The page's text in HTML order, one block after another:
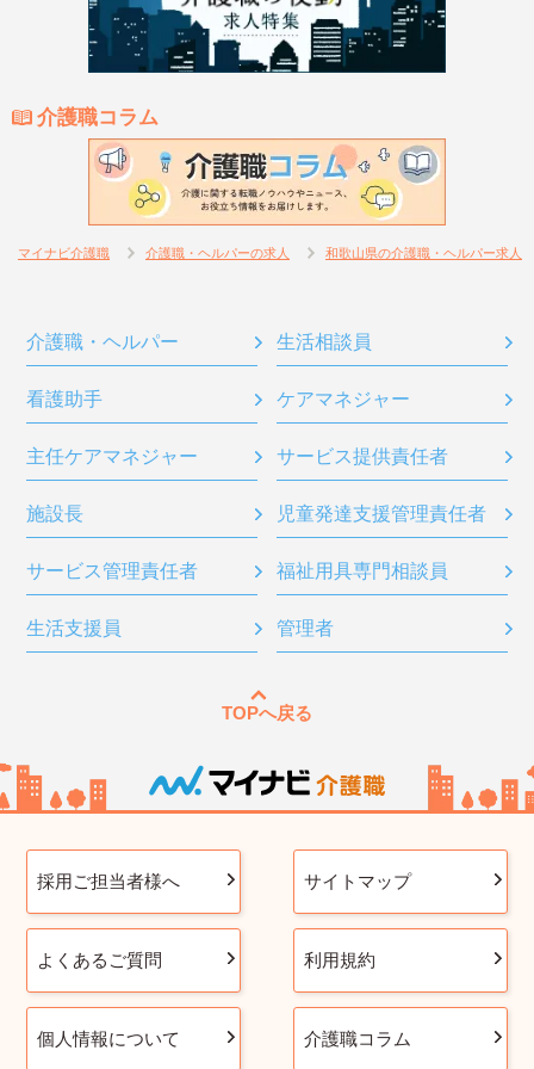
介護職コラム
マイナビ介護職 介護職・ヘルパーの求人 和歌山県の介護職・ヘルパー求人
介護職・ヘルパー 生活相談員
看護助手 ケアマネジャー
主任ケアマネジャー サービス提供責任者
施設長 児童発達支援管理責任者
サービス管理責任者 福祉用具専門相談員
生活支援員 管理者
TOPへ戻る
採用ご担当者様へ サイトマップ
よくあるご質問 利用規約
個人情報について 介護職コラム